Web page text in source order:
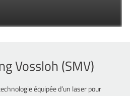
Vossloh (SMV)
équipée d’un laser pour